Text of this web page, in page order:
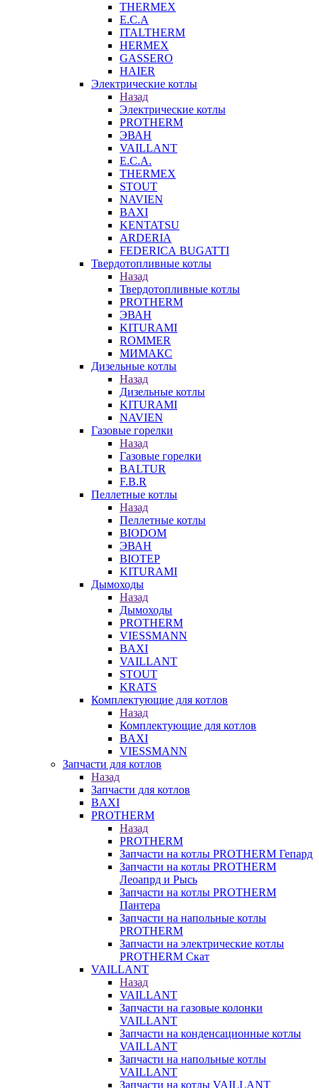
THERMEX
E.C.A
ITALTHERM
HERMEX
GASSERO
HAIER
Электрические котлы
Назад
Электрические котлы
PROTHERM
ЭВАН
VAILLANT
E.C.A.
THERMEX
STOUT
NAVIEN
BAXI
KENTATSU
ARDERIA
FEDERICА BUGATTI
Твердотопливные котлы
Назад
Твердотопливные котлы
PROTHERM
ЭВАН
KITURAMI
ROMMER
МИМАКС
Дизельные котлы
Назад
Дизельные котлы
KITURAMI
NAVIEN
Газовые горелки
Назад
Газовые горелки
BALTUR
F.B.R
Пеллетные котлы
Назад
Пеллетные котлы
BIODOM
ЭВАН
BIOTEP
KITURAMI
Дымоходы
Назад
Дымоходы
PROTHERM
VIESSMANN
BAXI
VAILLANT
STOUT
KRATS
Комплектующие для котлов
Назад
Комплектующие для котлов
BAXI
VIESSMANN
Запчасти для котлов
Назад
Запчасти для котлов
BAXI
PROTHERM
Назад
PROTHERM
Запчасти на котлы PROTHERM Гепард
Запчасти на котлы PROTHERM
Леоапрд и Рысь
Запчасти на котлы PROTHERM
Пантера
Запчасти на напольные котлы
PROTHERM
Запчасти на электрические котлы
PROTHERM Скат
VAILLANT
Назад
VAILLANT
Запчасти на газовые колонки
VAILLANT
Запчасти на конденсационные котлы
VAILLANT
Запчасти на напольные котлы
VAILLANT
Запчасти на котлы VAILLANT